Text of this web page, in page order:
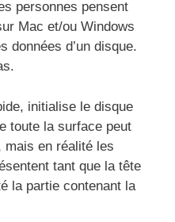
personnes pensent
Mac et/ou Windows
données d’un disque.
initialise le disque
toute la surface peut
mais en réalité les
tant que la tête
la partie contenant la